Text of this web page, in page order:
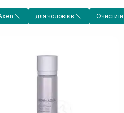
для чоловіків Очистити